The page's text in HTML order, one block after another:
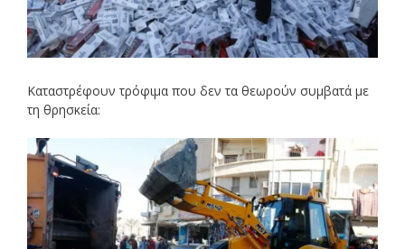
Καταστρέφουν τρόφιμα που δεν τα θεωρούν συμβατά με
τη θρησκεία: